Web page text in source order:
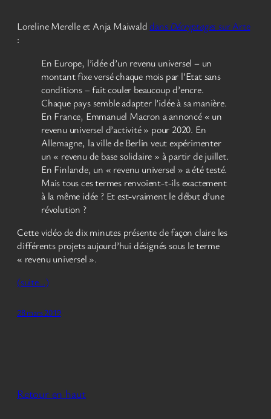
Loreline Merelle et Anja MaiwalddansDécryptages sur Arte
:
En Europe, l’idée d’un revenu universel – un
montant fixe versé chaque mois par l’Etat sans
conditions – fait couler beaucoup d’encre.
Chaque pays semble adapter l’idée à sa manière.
En France, Emmanuel Macron a annoncé « un
revenu universel d’activité » pour 2020. En
Allemagne, la ville de Berlin veut expérimenter
un « revenu de base solidaire » à partir de juillet.
En Finlande, un « revenu universel » a été testé.
Mais tous ces termes renvoient-t-ils exactement
à la même idée ? Et est-vraiment le début d’une
révolution ?
Cette vidéo de dix minutes présente de façon claire les
différents projets aujourd’hui désignés sous le terme
« revenu universel ».
(suite…)
28 mars 2019
Retour en haut